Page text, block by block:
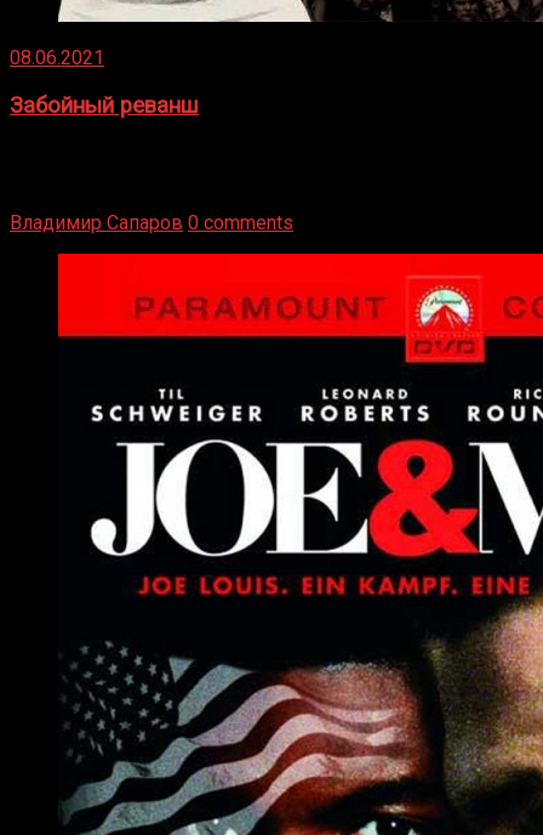
08.06.2021
Забойный реванш
Владимир Сапаров 0 comments